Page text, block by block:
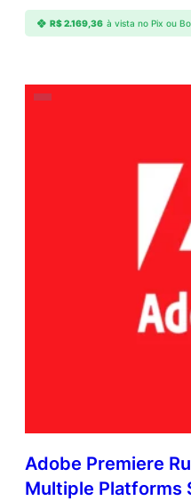
R$2.169,36 à vista no Pix ou
Adobe Premiere
Multiple Platforms